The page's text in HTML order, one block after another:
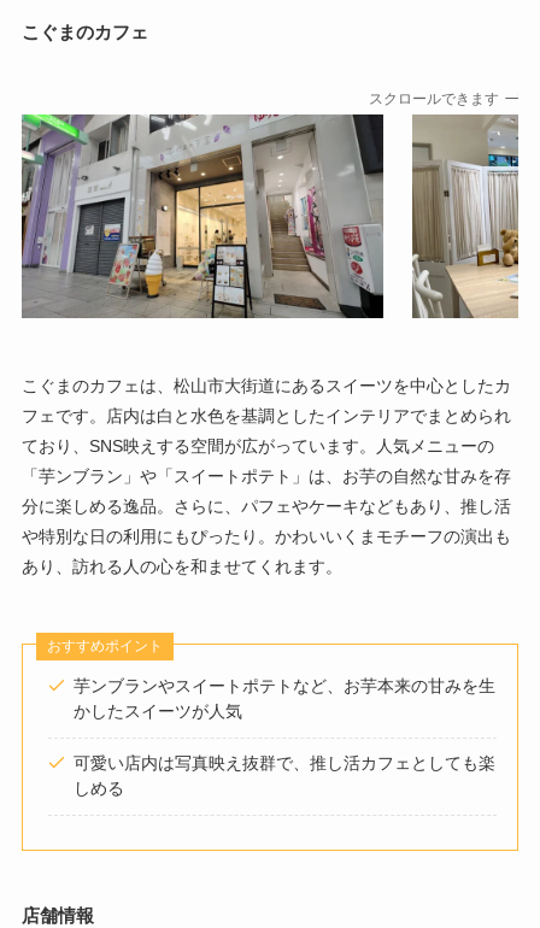
こぐまのカフェ
スクロールできます
こぐまのカフェは、松山市大街道にあるスイーツを中心としたカ
フェです。店内は白と水色を基調としたインテリアでまとめられ
ており、SNS映えする空間が広がっています。人気メニューの
「芋ンブラン」や「スイートポテト」は、お芋の自然な甘みを存
分に楽しめる逸品。さらに、パフェやケーキなどもあり、推し活
や特別な日の利用にもぴったり。かわいいくまモチーフの演出も
あり、訪れる人の心を和ませてくれます。
おすすめポイント
芋ンブランやスイートポテトなど、お芋本来の甘みを生
かしたスイーツが人気
可愛い店内は写真映え抜群で、推し活カフェとしても楽
しめる
店舗情報